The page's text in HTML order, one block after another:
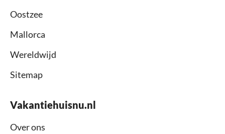
Oostzee
Mallorca
Wereldwijd
Sitemap
Vakantiehuisnu.nl
Over ons